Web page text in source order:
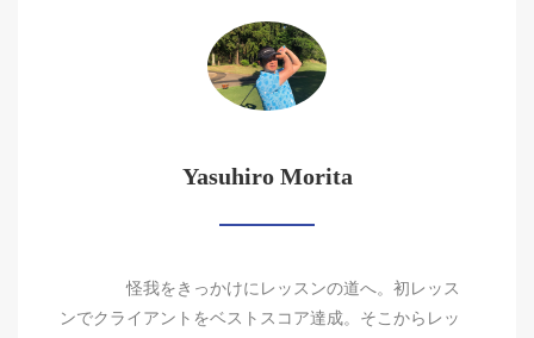
Yasuhiro Morita
怪我をきっかけにレッスンの道へ。初レッス
ンでクライアントをベストスコア達成。そこからレッ